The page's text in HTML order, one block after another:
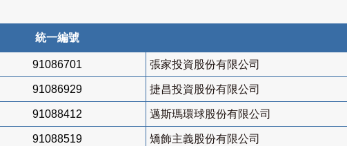
統一編號
91086701 張家投資股份有限公司
91086929 捷昌投資股份有限公司
91088412 邁斯瑪環球股份有限公司
91088519 矯飾主義股份有限公司